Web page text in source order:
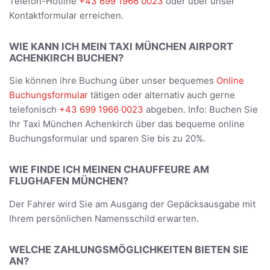
Kontaktformular erreichen.
WIE KANN ICH MEIN TAXI MÜNCHEN AIRPORT
ACHENKIRCH BUCHEN?
Sie können ihre Buchung über unser bequemes Online
Buchungsformular tätigen oder alternativ auch gerne
telefonisch +43 699 1966 0023 abgeben. Info: Buchen Sie
Ihr Taxi München Achenkirch über das bequeme online
Buchungsformular und sparen Sie bis zu 20%.
WIE FINDE ICH MEINEN CHAUFFEURE AM
FLUGHAFEN MÜNCHEN?
Der Fahrer wird Sie am Ausgang der Gepäcksausgabe mit
Ihrem persönlichen Namensschild erwarten.
WELCHE ZAHLUNGSMÖGLICHKEITEN BIETEN SIE
AN?